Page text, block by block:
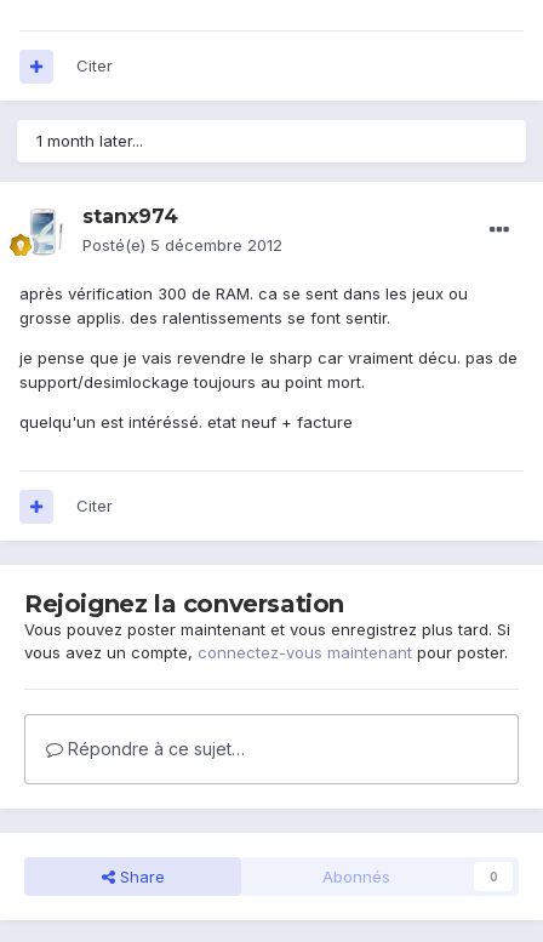
Citer
1 month later...
stanx974
Posté(e) 5 décembre 2012
après vérification 300 de RAM. ca se sent dans les jeux ou
grosse applis. des ralentissements se font sentir.
je pense que je vais revendre le sharp car vraiment décu. pas de
support/desimlockage toujours au point mort.
quelqu'un est intéréssé. etat neuf + facture
Citer
Rejoignez la conversation
Vous pouvez poster maintenant et vous enregistrez plus tard. Si
vous avez un compte, connectez-vous maintenant pour poster.
Répondre à ce sujet…
Share Abonnés 0